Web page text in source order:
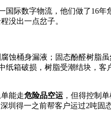
际数字物流，他们做了16
没出一点岔子。
蚀桶身漏液；固态酚醛树脂
箱破损，树脂受潮结块，客
能走危险品空运 ，但得控制
圳得一之前帮客户运过2吨固